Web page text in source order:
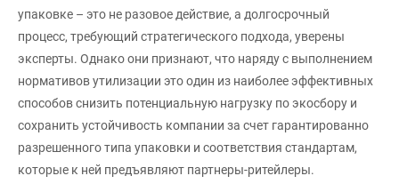
упаковке – это не разовое действие, а долгосрочный
процесс, требующий стратегического подхода, уверены
эксперты. Однако они признают, что наряду с выполнением
нормативов утилизации это один из наиболее эффективных
способов снизить потенциальную нагрузку по экосбору и
сохранить устойчивость компании за счет гарантированно
разрешенного типа упаковки и соответствия стандартам,
которые к ней предъявляют партнеры-ритейлеры.